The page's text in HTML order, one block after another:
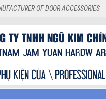
OF DOOR ACCESSORIES